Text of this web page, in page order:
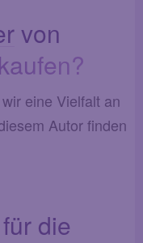
von
eine Vielfalt an
Autor finden
die